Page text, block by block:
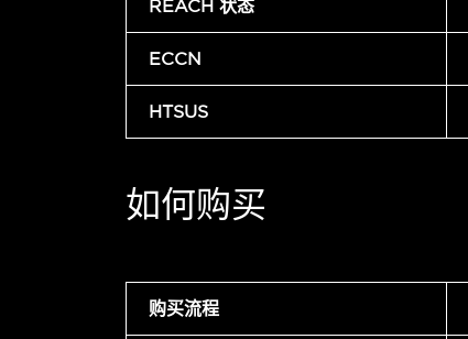
REACH 状态
ECCN
HTSUS
如何购买
购买流程